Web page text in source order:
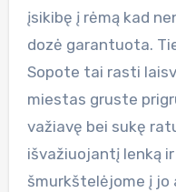
įsikibę į rėmą kad
dozė garantuota.
Sopote tai rasti
miestas gruste
važiavę bei sukę
išvažiuojantį lenką
šmurkštelėjome į